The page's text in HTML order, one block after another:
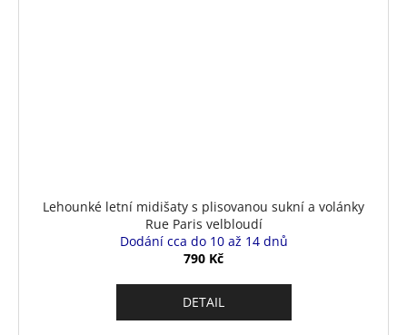
Lehounké letní midišaty s plisovanou sukní a volánky
Rue Paris velbloudí
Dodání cca do 10 až 14 dnů
790 Kč
DETAIL